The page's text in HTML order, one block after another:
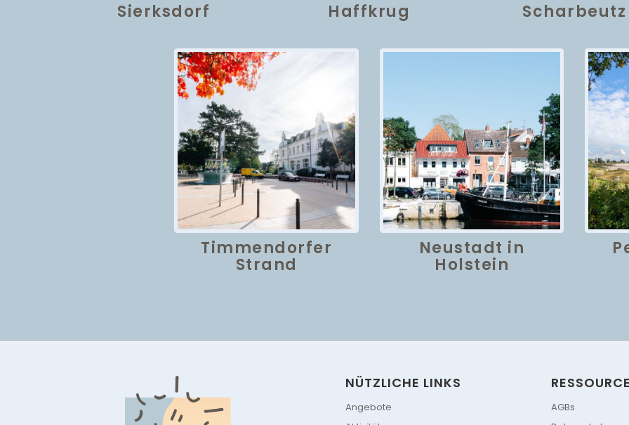
Sierksdorf Haffkrug Scharbeutz
Timmendorfer
Strand
Neustadt in
Holstein
NÜTZLICHE LINKS
Angebote
AGBs